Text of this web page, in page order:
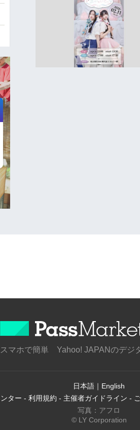
スマホで簡単 Yahoo! JAPANのデジ
日本語 ｜ English
ター - 利用規約 - 主催者ガイドライン -
写真：アフロ
© LY Corporation